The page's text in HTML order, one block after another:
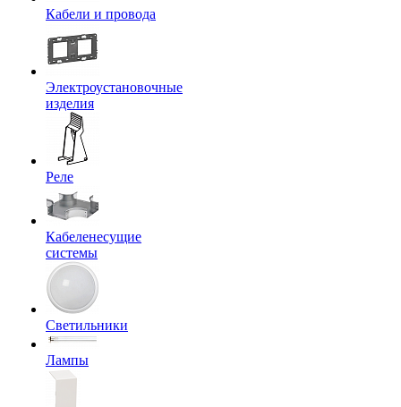
Кабели и провода
Электроустановочные
изделия
Реле
Кабеленесущие
системы
Светильники
Лампы